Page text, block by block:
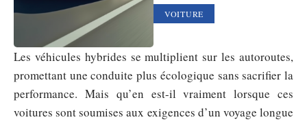
VOITURE
Les véhicules hybrides se multiplient sur les autoroutes,
promettant une conduite plus écologique sans sacrifier la
performance. Mais qu’en est-il vraiment lorsque ces
voitures sont soumises aux exigences d’un voyage longue